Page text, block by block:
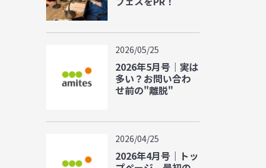
2026/05/25
2026年5月号｜実は
多い？お問い合わ
せ前の"離脱"
2026/04/25
2026年4月号｜トッ